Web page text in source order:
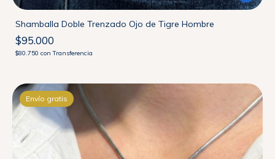
Shamballa Doble Trenzado Ojo de Tigre Hombre
$95.000
$80.750 con Transferencia
Envío gratis